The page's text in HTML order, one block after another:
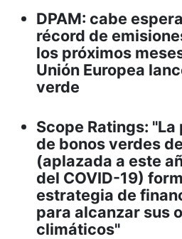
DPAM: cabe
récord de
los próximos
Unión Europea
verde
Scope Ratings:
de bonos verdes
(aplazada a este
del COVID-19)
estrategia de
para alcanzar sus
climáticos"